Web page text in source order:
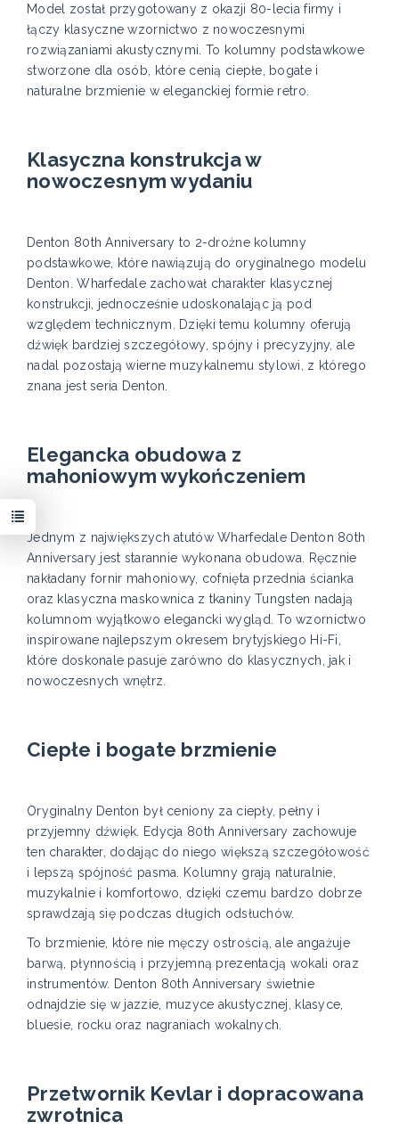
Model został przygotowany z okazji 80-lecia firmy i
łączy klasyczne wzornictwo z nowoczesnymi
rozwiązaniami akustycznymi. To kolumny podstawkowe
stworzone dla osób, które cenią ciepłe, bogate i
naturalne brzmienie w eleganckiej formie retro.
Klasyczna konstrukcja w
nowoczesnym wydaniu
Denton 80th Anniversary to 2-drożne kolumny
podstawkowe, które nawiązują do oryginalnego modelu
Denton. Wharfedale zachował charakter klasycznej
konstrukcji, jednocześnie udoskonalając ją pod
względem technicznym. Dzięki temu kolumny oferują
dźwięk bardziej szczegółowy, spójny i precyzyjny, ale
nadal pozostają wierne muzykalnemu stylowi, z którego
znana jest seria Denton.
Elegancka obudowa z
mahoniowym wykończeniem
Jednym z największych atutów Wharfedale Denton 80th
Anniversary jest starannie wykonana obudowa. Ręcznie
nakładany fornir mahoniowy, cofnięta przednia ścianka
oraz klasyczna maskownica z tkaniny Tungsten nadają
kolumnom wyjątkowo elegancki wygląd. To wzornictwo
inspirowane najlepszym okresem brytyjskiego Hi-Fi,
które doskonale pasuje zarówno do klasycznych, jak i
nowoczesnych wnętrz.
Ciepłe i bogate brzmienie
Oryginalny Denton był ceniony za ciepły, pełny i
przyjemny dźwięk. Edycja 80th Anniversary zachowuje
ten charakter, dodając do niego większą szczegółowość
i lepszą spójność pasma. Kolumny grają naturalnie,
muzykalnie i komfortowo, dzięki czemu bardzo dobrze
sprawdzają się podczas długich odsłuchów.
To brzmienie, które nie męczy ostrością, ale angażuje
barwą, płynnością i przyjemną prezentacją wokali oraz
instrumentów. Denton 80th Anniversary świetnie
odnajdzie się w jazzie, muzyce akustycznej, klasyce,
bluesie, rocku oraz nagraniach wokalnych.
Przetwornik Kevlar i dopracowana
zwrotnica